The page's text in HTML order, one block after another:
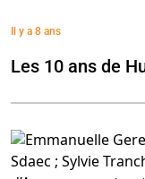
Il y a 8 ans
Les 10 ans de